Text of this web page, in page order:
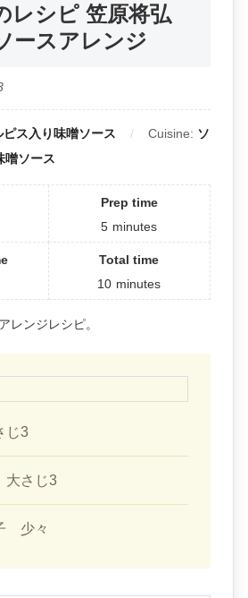
レシピ 笠原将弘
ースアレンジ
ピス入り味噌ソース Cuisine: ソ
噌ソース
Prep time
5 minutes
Total time
10 minutes
レンジレシピ。
じ3
さじ3
少々